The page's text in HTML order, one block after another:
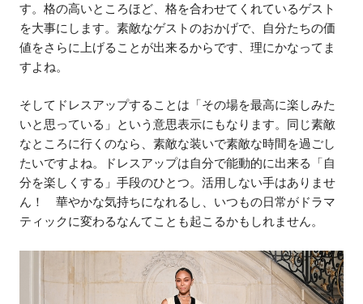
す。格の高いところほど、格を合わせてくれているゲスト
を大事にします。素敵なゲストのおかげで、自分たちの価
値をさらに上げることが出来るからです、理にかなってま
すよね。
そしてドレスアップすることは「その場を最高に楽しみた
いと思っている」という意思表示にもなります。同じ素敵
なところに行くのなら、素敵な装いで素敵な時間を過ごし
たいですよね。ドレスアップは自分で能動的に出来る「自
分を楽しくする」手段のひとつ。活用しない手はありませ
ん！ 華やかな気持ちになれるし、いつもの日常がドラマ
ティックに変わるなんてことも起こるかもしれません。